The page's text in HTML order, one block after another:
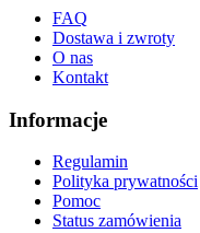
FAQ
Dostawa i zwroty
O nas
Kontakt
Informacje
Regulamin
Polityka prywatności
Pomoc
Status zamówienia